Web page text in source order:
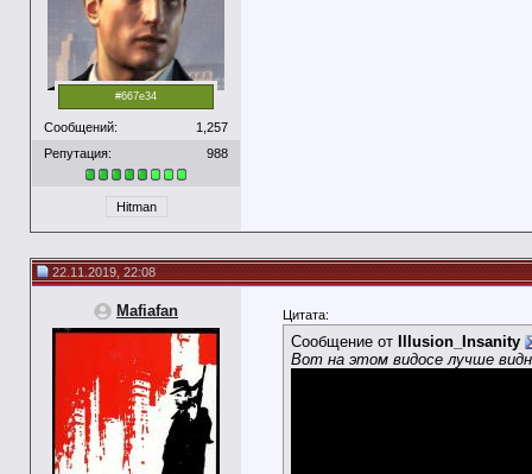
#667e34
Сообщений:
1,257
Репутация:
988
Hitman
22.11.2019, 22:08
Mafiafan Цитата:
Сообщение от
Illusion_Insanity
Вот на этом видосе лучше